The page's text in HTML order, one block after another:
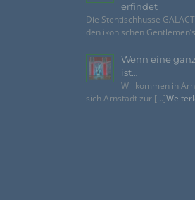
erfindet
Die Stehtischhusse
den ikonischen
Wenn eine
ist…
Willkommen in
sich Arnstadt zur [...]